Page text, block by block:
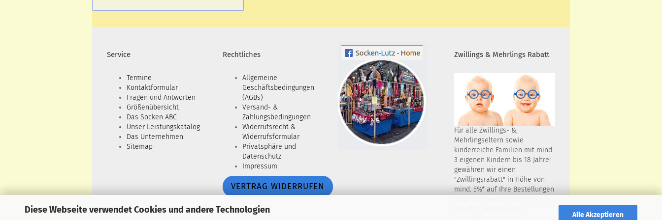
Diese Webseite verwendet Cookies und andere Technologien Alle Akzeptieren
Service
Termine
Kontaktformular
Fragen und Antworten
Größenübersicht
Das Socken ABC
Unser Leistungskatalog
Das Unternehmen
Sitemap
Rechtliches
Allgemeine
Geschäftsbedingungen
(AGBs)
Versand- &
Zahlungsbedingungen
Widerrufsrecht &
Widerrufsformular
Privatsphäre und
Datenschutz
Impressum
VERTRAG WIDERRUFEN
Zwillings & Mehrlings Rabatt
Für alle Zwillings- &,
Mehrlingseltern sowie
kinderreiche Familien mit mind.
3 eigenen Kindern bis 18 Jahre!
gewähren wir einen
"Zwillingsrabatt" in Höhe von
mind. 5%* auf Ihre Bestellungen